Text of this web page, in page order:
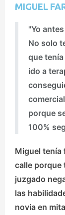
MIGUEL
"Yo
No solo
que
ido a
porque
100%
Miguel tenía
calle porque
juzgado
las
novia en